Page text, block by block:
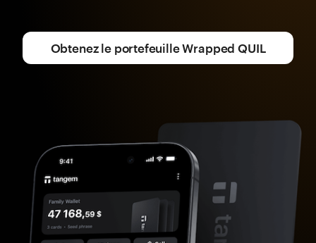
Obtenez le portefeuille Wrapped QUIL